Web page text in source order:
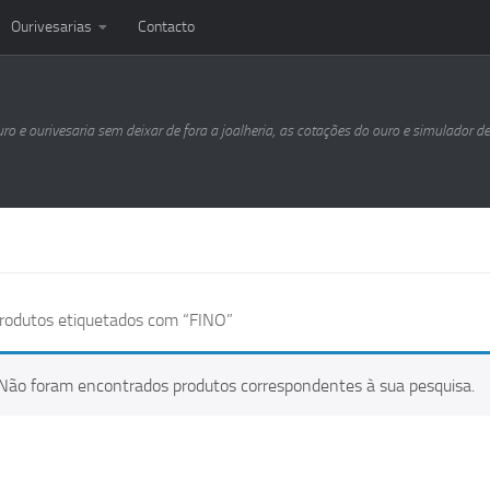
Ourivesarias Contacto
e ourivesaria sem deixar de fora a joalheria, as cotações do ouro e simulador
etiquetados com “FINO”
foram encontrados produtos correspondentes à sua pesquisa.